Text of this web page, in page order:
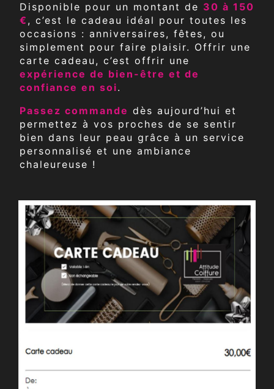
Disponible pour un montant de 30 à 150
€ , c’est le cadeau idéal pour toutes les
occasions : anniversaires, fêtes, ou
simplement pour faire plaisir. Offrir une
carte cadeau, c’est offrir une
expérience de bien-être et de
confiance en soi.
Passez commande dès aujourd’hui et
permettez à vos proches de se sentir
bien dans leur peau grâce à un service
personnalisé et une ambiance
chaleureuse !